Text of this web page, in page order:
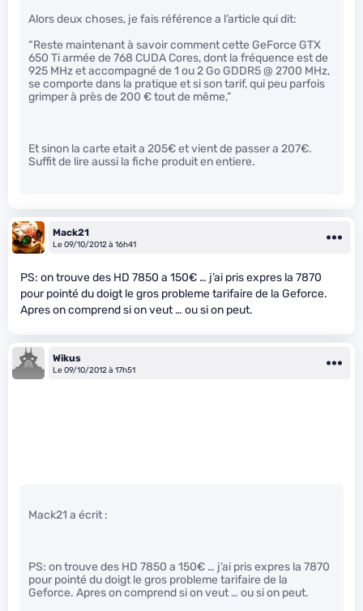
Alors deux choses, je fais référence a l’article qui dit:
“Reste maintenant à savoir comment cette GeForce GTX
650 Ti armée de 768 CUDA Cores, dont la fréquence est de
925 MHz et accompagné de 1 ou 2 Go GDDR5 @ 2700 MHz,
se comporte dans la pratique et si son tarif, qui peu parfois
grimper à près de 200 € tout de même,”
Et sinon la carte etait a 205€ et vient de passer a 207€.
Suffit de lire aussi la fiche produit en entiere.
Mack21
Le 09/10/2012 à 16h41
PS: on trouve des HD 7850 a 150€ … j’ai pris expres la 7870
pour pointé du doigt le gros probleme tarifaire de la Geforce.
Apres on comprend si on veut … ou si on peut.
Wikus
Le 09/10/2012 à 17h51
Mack21 a écrit :
PS: on trouve des HD 7850 a 150€ … j’ai pris expres la 7870
pour pointé du doigt le gros probleme tarifaire de la
Geforce. Apres on comprend si on veut … ou si on peut.